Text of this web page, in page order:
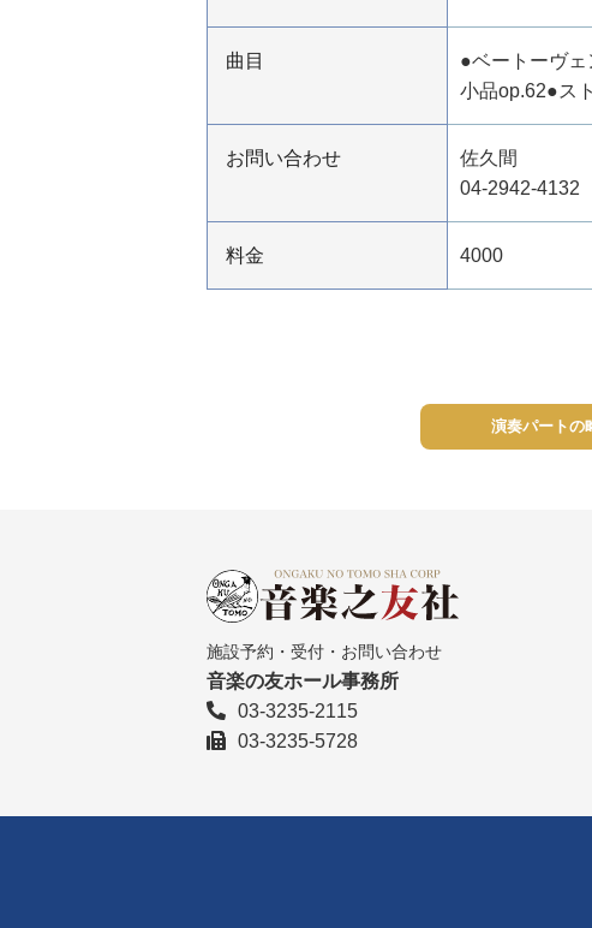
曲目
●ベートーヴ
小品op.62●ス
お問い合わせ
佐久間
04-2942-4132
料金 4000
演奏パートの
施設予約・受付・お問い合わせ
音楽の友ホール事務所
03-3235-2115
03-3235-5728